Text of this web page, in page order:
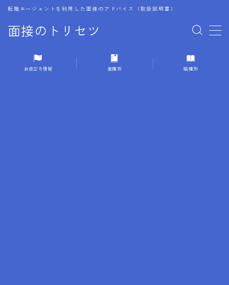
面接のトリセツ
転職エージェントを利用した面接のアドバイス（取扱説明書）
MENU
1.成功する面接戦略
お役立ち情報 業種別 職種別